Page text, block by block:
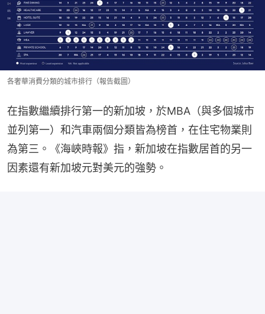
各奢華消費分類的城市排行（報告截圖）
在指數繼續排行第一的新加坡，於MBA（與多個城市
並列第一）和汽車兩個分類皆為榜首，在住宅物業則
為第三。《海峽時報》指，新加坡在指數居首的另一
因素還有新加坡元對美元的強勢。